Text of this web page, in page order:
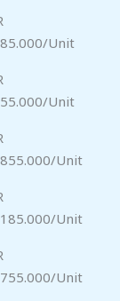
Unit
Unit
Unit
Unit
Unit